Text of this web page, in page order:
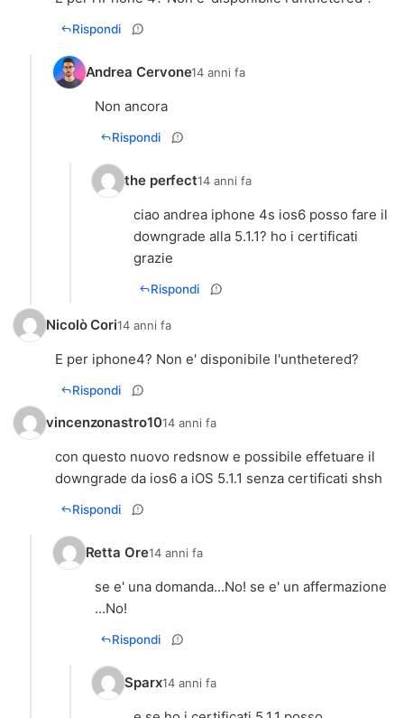
Rispondi
Andrea Cervone14 anni fa
Non ancora
Rispondi
the perfect14 anni fa
ciao andrea iphone 4s ios6 posso fare il
downgrade alla 5.1.1? ho i certificati
grazie
Rispondi
Nicolò Cori14 anni fa
E per iphone4? Non e' disponibile l'unthetered?
Rispondi
vincenzonastro1014 anni fa
con questo nuovo redsnow e possibile effetuare il
downgrade da ios6 a iOS 5.1.1 senza certificati shsh
Rispondi
Retta Ore14 anni fa
se e' una domanda...No! se e' un affermazione
...No!
Rispondi
Sparx14 anni fa